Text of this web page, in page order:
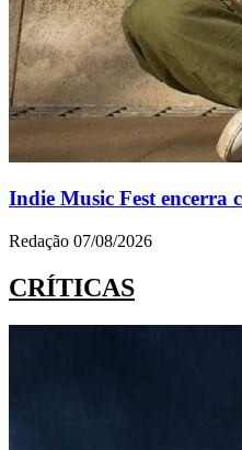
Indie Music Fest encerra
Redação 07/08/2026
CRÍTICAS